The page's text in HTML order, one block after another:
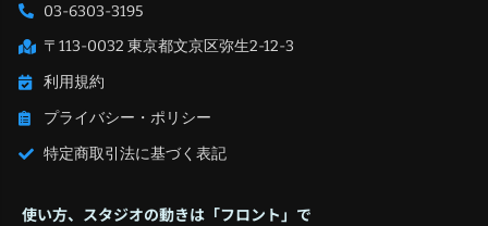
03-6303-3195
〒113-0032 東京都文京区弥生2-12-3
利用規約
プライバシー・ポリシー
特定商取引法に基づく表記
使い方、スタジオの動きは「フロント」で